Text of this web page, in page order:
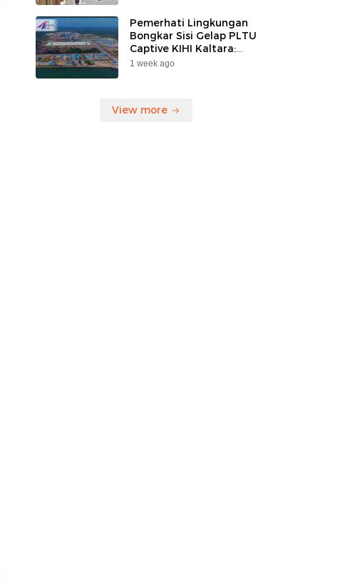
Pemerhati Lingkungan
Bongkar Sisi Gelap PLTU
Captive KIHI Kaltara:
“Industri Hijau Hanya
1 week ago
View more